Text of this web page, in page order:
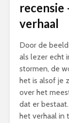
recensie
verhaal
Door de
als lezer echt
stormen, de
het is alsof je
over het
dat er
het verhaal in